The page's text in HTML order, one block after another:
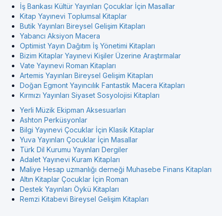
İş Bankası Kültür Yayınları Çocuklar İçin Masallar
Kitap Yayınevi Toplumsal Kitaplar
Butik Yayınları Bireysel Gelişim Kitapları
Yabancı Aksiyon Macera
Optimist Yayın Dağıtım İş Yönetimi Kitapları
Bizim Kitaplar Yayınevi Kişiler Üzerine Araştırmalar
Vate Yayınevi Roman Kitapları
Artemis Yayınları Bireysel Gelişim Kitapları
Doğan Egmont Yayıncılık Fantastik Macera Kitapları
Kırmızı Yayınları Siyaset Sosyolojisi Kitapları
Yerli Müzik Ekipman Aksesuarları
Ashton Perküsyonlar
Bilgi Yayınevi Çocuklar İçin Klasik Kitaplar
Yuva Yayınları Çocuklar İçin Masallar
Türk Dil Kurumu Yayınları Dergiler
Adalet Yayınevi Kuram Kitapları
Maliye Hesap uzmanlığı derneği Muhasebe Finans Kitapları
Altın Kitaplar Çocuklar İçin Roman
Destek Yayınları Öykü Kitapları
Remzi Kitabevi Bireysel Gelişim Kitapları